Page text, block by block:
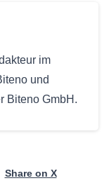
im
und
Biteno GmbH.
Share on X